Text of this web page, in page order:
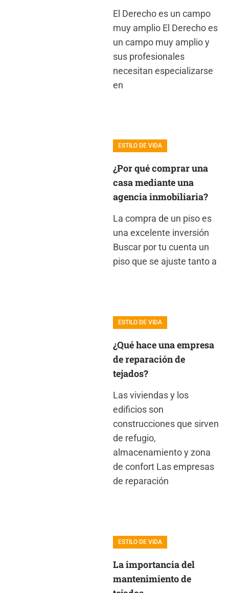
El Derecho es un campo
muy amplio El Derecho es
un campo muy amplio y
sus profesionales
necesitan especializarse
en
ESTILO DE VIDA
¿Por qué comprar una
casa mediante una
agencia inmobiliaria?
La compra de un piso es
una excelente inversión
Buscar por tu cuenta un
piso que se ajuste tanto a
ESTILO DE VIDA
¿Qué hace una empresa
de reparación de
tejados?
Las viviendas y los
edificios son
construcciones que sirven
de refugio,
almacenamiento y zona
de confort Las empresas
de reparación
ESTILO DE VIDA
La importancia del
mantenimiento de